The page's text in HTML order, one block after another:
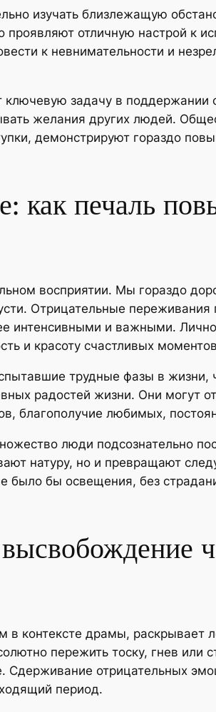
изучать близлежащую
отличную настрой к
к невнимательности и
задачу в
желания других людей.
демонстрируют гораздо
как печаль
восприятии. Мы гораздо
Отрицательные
интенсивными и важными.
и красоту счастливых
трудные фазы в жизни,
радостей жизни. Они могут
благополучие любимых,
люди подсознательно
натуру, но и превращают
бы освещения, без
в контексте драмы, раскрывает
пережить тоску, гнев или
Сдерживание отрицательных
период.